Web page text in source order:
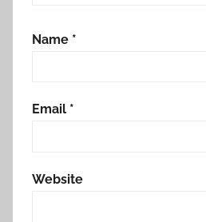
Name *
Email *
Website